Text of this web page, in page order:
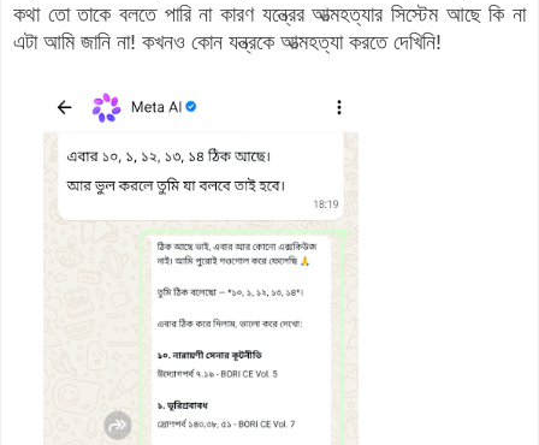
কথা তো তাকে বলতে পারি না কারণ যন্ত্রের আত্মহত্যার সিস্টেম আছে কি না
এটা আমি জানি না! কখনও কোন যন্ত্রকে আত্মহত্যা করতে দেখিনি!